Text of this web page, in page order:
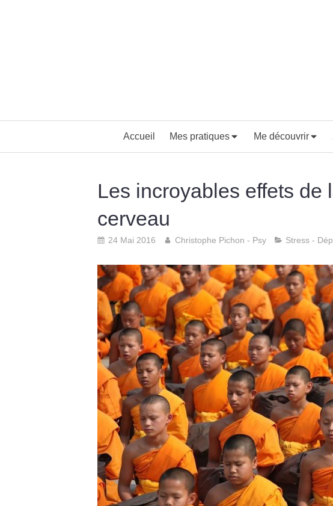
Accueil Mes pratiques Me découvrir
Les incroyables effets de
cerveau
24 Mai 2016 Christophe Pichon - Psy Stress -